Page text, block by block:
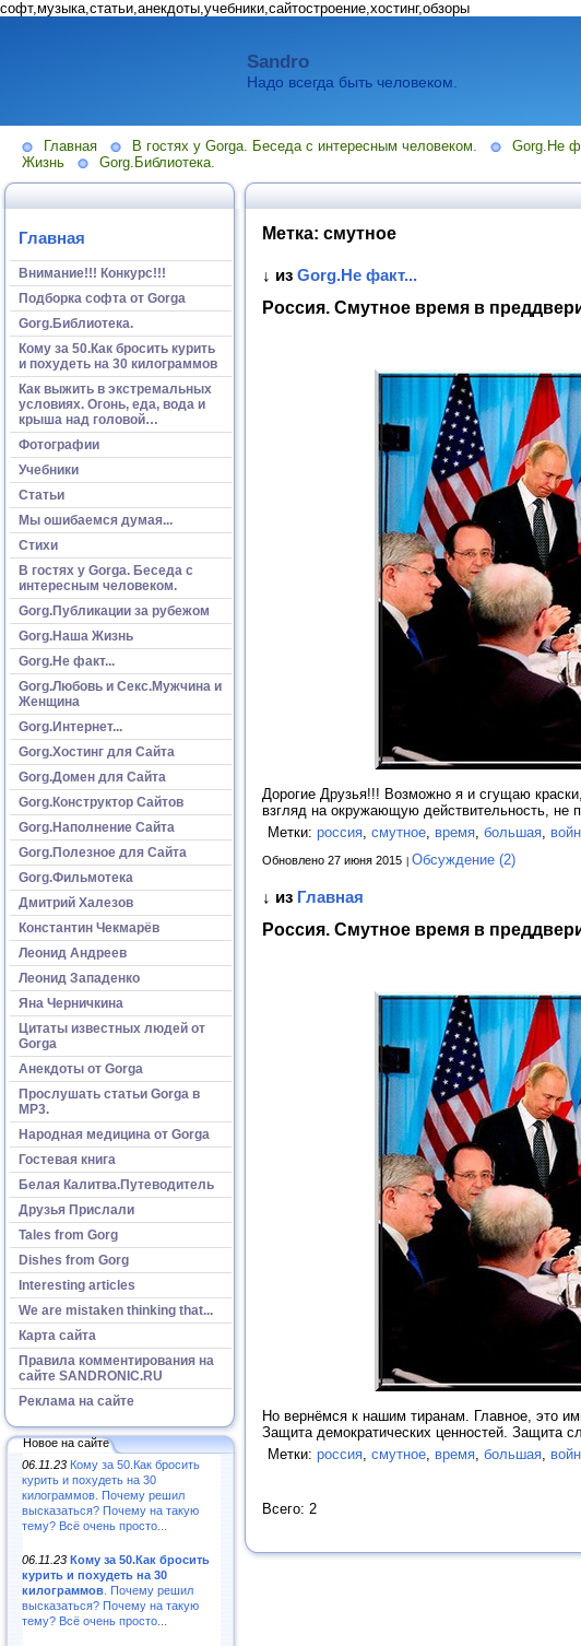
софт,музыка,статьи,анекдоты,учебники,сайтостроение,хостинг,обзоры
Sandro
Надо всегда быть человеком.
Главная В гостях у Gorga. Беседа с интересным человеком. Gorg.Не
Жизнь
Gorg.Библиотека.
Главная
Внимание!!! Конкурс!!!
Подборка софта от Gorga
Gorg.Библиотека.
Кому за 50.Как бросить курить
и похудеть на 30 килограммов
Как выжить в экстремальных
условиях. Огонь, еда, вода и
крыша над головой…
Фотографии
Учебники
Статьи
Мы ошибаемся думая...
Стихи
В гостях у Gorga. Беседа с
интересным человеком.
Gorg.Публикации за рубежом
Gorg.Наша Жизнь
Gorg.Не факт...
Gorg.Любовь и Секс.Мужчина и
Женщина
Gorg.Интернет...
Gorg.Хостинг для Сайта
Gorg.Домен для Сайта
Gorg.Конструктор Сайтов
Gorg.Наполнение Сайта
Gorg.Полезное для Сайта
Gorg.Фильмотека
Дмитрий Халезов
Константин Чекмарёв
Леонид Андреев
Леонид Западенко
Яна Черничкина
Цитаты известных людей от
Gorga
Анекдоты от Gorga
Прослушать статьи Gorga в
МР3.
Народная медицина от Gorga
Гостевая книга
Белая Калитва.Путеводитель
Друзья Прислали
Tales from Gorg
Dishes from Gorg
Interesting articles
We are mistaken thinking that...
Карта сайта
Правила комментирования на
сайте SANDRONIC.RU
Реклама на сайте
Новое на сайте
06.11.23 Кому за 50.Как бросить
курить и похудеть на 30
килограммов. Почему решил
высказаться? Почему на такую
тему? Всё очень просто...
06.11.23 Кому за 50.Как бросить
курить и похудеть на 30
килограммов . Почему решил
высказаться? Почему на такую
тему? Всё очень просто...
Метка: смутное
↓ из Gorg.Не факт...
Россия. Смутное время в
Дорогие Друзья!!! Возможно я и сгущаю
взгляд на окружающую действительность, не
Метки: россия, смутное, время, большая,
Обновлено 27 июня 2015 Обсуждение (2)
↓ из Главная
Россия. Смутное время в
Но вернёмся к нашим тиранам. Главное, это
Защита демократических ценностей. Защита
Метки: россия, смутное, время, большая,
Всего: 2